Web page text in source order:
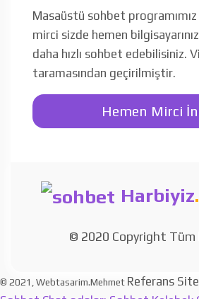
Masaüstü sohbet
mirci sizde hemen
daha hızlı sohbet edebilisiniz.
taramasından geçirilmiştir.
Hemen Mirci
Harbiyiz
© 2020 Copyright Tüm
© 2021, Webtasarim.Mehmet Referans